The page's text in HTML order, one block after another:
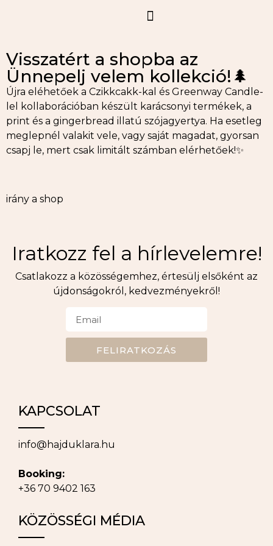
Visszatért a shopba az
Ünnepelj velem kollekció!🌲
Újra eléhetőek a Czikkcakk-kal és Greenway Candle-
lel kollaborációban készült karácsonyi termékek, a
print és a gingerbread illatú szójagyertya. Ha esetleg
meglepnél valakit vele, vagy saját magadat, gyorsan
csapj le, mert csak limitált számban elérhetőek!✨
irány a shop
Iratkozz fel a hírlevelemre!
Csatlakozz a közösségemhez, értesülj elsőként az
újdonságokról, kedvezményekről!
FELIRATKOZÁS
KAPCSOLAT
info@hajduklara.hu
Booking:
+36 70 9402 163
KÖZÖSSÉGI MÉDIA